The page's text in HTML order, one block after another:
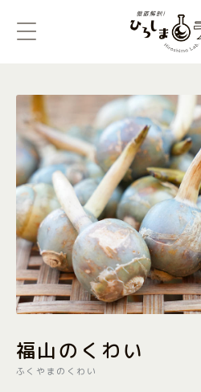
福山のくわい
ふくやまのくわい